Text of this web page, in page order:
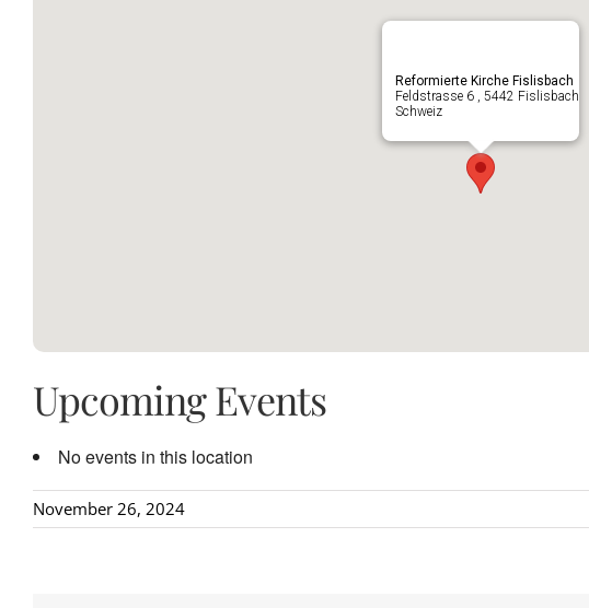
Reformierte Kirche Fislisbach
Feldstrasse 6 , 5442 Fislisbach
Schweiz
Upcoming Events
No events in this location
November 26, 2024